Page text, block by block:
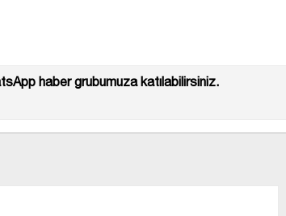
haber grubumuza katılabilirsiniz.